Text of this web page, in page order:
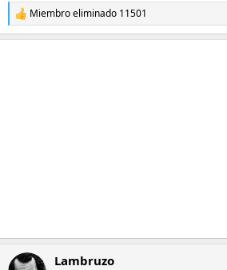
R
e
a
Miembro eliminado 11501
Lambruzo